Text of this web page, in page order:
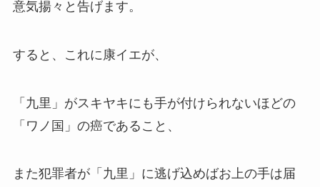
意気揚々と告げます。
すると、これに康イエが、
「九里」がスキヤキにも手が付けられないほどの
「ワノ国」の癌であること、
また犯罪者が「九里」に逃げ込めばお上の手は届